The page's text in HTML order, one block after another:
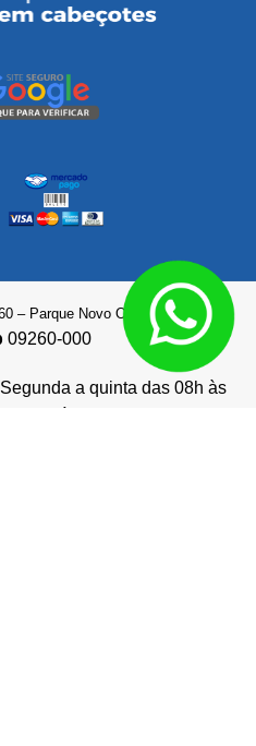
– Parque Novo Oratório, Santo
09260-000
Segunda a quinta das 08h às